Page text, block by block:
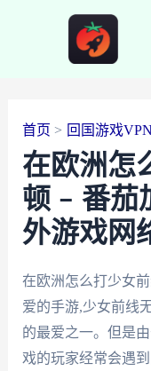
首页 回国游戏VPN
在欧洲怎
顿 – 番茄
外游戏网
在欧洲怎么打少女
爱的手游,少女前线
的最爱之一。但是
戏的玩家经常会遇